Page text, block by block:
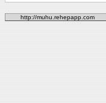
http://muhu.rehepapp.com